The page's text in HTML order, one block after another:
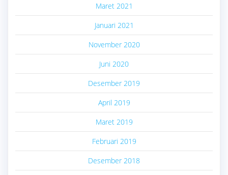
Maret 2021
Januari 2021
November 2020
Juni 2020
Desember 2019
April 2019
Maret 2019
Februari 2019
Desember 2018